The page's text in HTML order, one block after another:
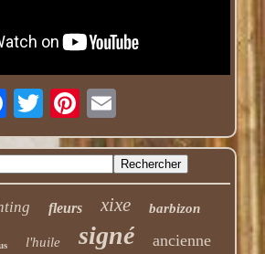
fleurs xixe barbizon
l'huile signé ancienne